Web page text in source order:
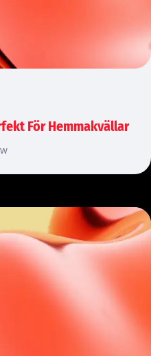
För Hemmakvällar